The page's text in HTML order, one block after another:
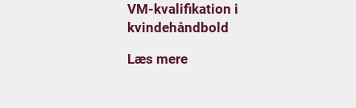
VM-kvalifikation i
kvindehåndbold
Læs mere